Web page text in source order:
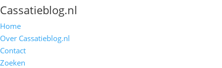
Cassatieblog.nl
Home
Over Cassatieblog.nl
Contact
Zoeken